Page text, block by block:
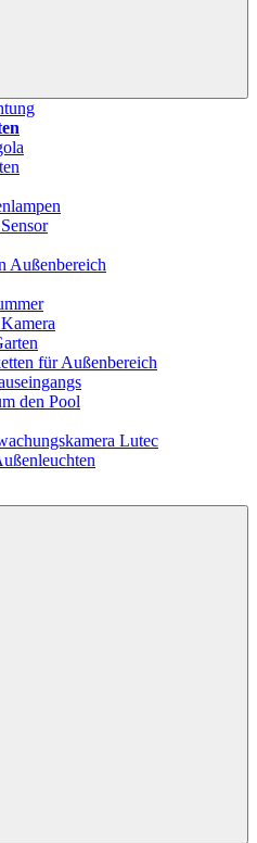
Außenbereich
für Außenbereich
den Pool
Lutec